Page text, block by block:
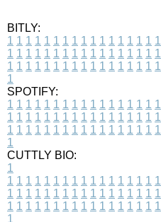
BITLY:
1 1 1 1 1 1 1 1 1 1 1 1 1 1 1 1 1
1 1 1 1 1 1 1 1 1 1 1 1 1 1 1 1 1
1 1 1 1 1 1 1 1 1 1 1 1 1 1 1 1 1
1
SPOTIFY:
1 1 1 1 1 1 1 1 1 1 1 1 1 1 1 1 1
1 1 1 1 1 1 1 1 1 1 1 1 1 1 1 1 1
1 1 1 1 1 1 1 1 1 1 1 1 1 1 1 1 1
1
CUTTLY BIO:
1
1 1 1 1 1 1 1 1 1 1 1 1 1 1 1 1 1
1 1 1 1 1 1 1 1 1 1 1 1 1 1 1 1 1
1 1 1 1 1 1 1 1 1 1 1 1 1 1 1 1 1
1